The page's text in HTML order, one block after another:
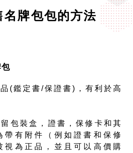
名牌包包的方法
(鑑定書/保證書)，有利於高
包裝盒，證書，保修卡和其
帶有附件（例如證書和保修
視為正品，並且可以高價購